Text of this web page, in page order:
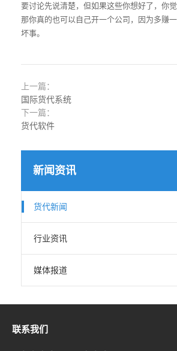
新闻资讯
货代新闻
行业资讯
媒体报道
要讨论先说清楚，但如果这些你想好了，你觉
那你真的也可以自己开一个公司，因为多赚
坏事。
上一篇：
国际货代系统
下一篇：
货代软件
联系我们